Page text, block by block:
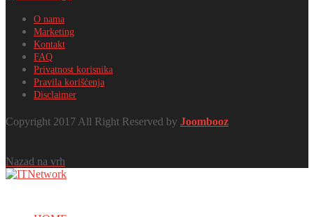
O nama
Marketing
Kontakt
FAQ
Privatnost korisnika
Pravila korišćenja
Disclaimer
Copyright 2017 All Right Reserved by Joombooz
Nazad na vrh